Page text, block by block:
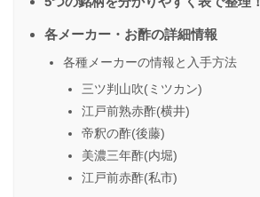
各メーカー・お酢の詳細情報
各種メーカーの情報と入手方法
三ツ判山吹(ミツカン)
江戸前熟赤酢(横井)
帝釈の酢(後藤)
美濃三年酢(内堀)
江戸前赤酢(私市)